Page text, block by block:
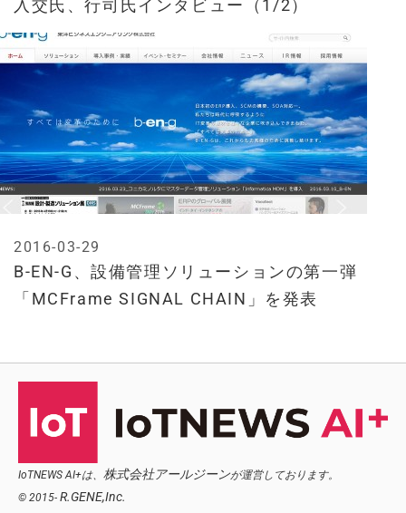
入交氏、行司氏インタビュー（1/2）
B-EN-G、設備管理ソリューションの第一弾
「MCFrame SIGNAL CHAIN」を発表
2016-03-29
IoTNEWS AI+は、 株式会社アールジーンが運営しております。
© 2015- R.GENE,Inc.